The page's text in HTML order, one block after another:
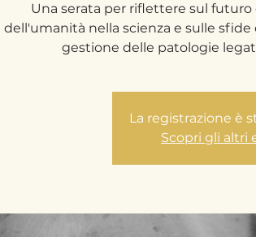
Una serata per riflettere sul futuro
dell'umanità nella scienza e sulle
gestione delle patologie
La registrazione è
Scopri gli altri